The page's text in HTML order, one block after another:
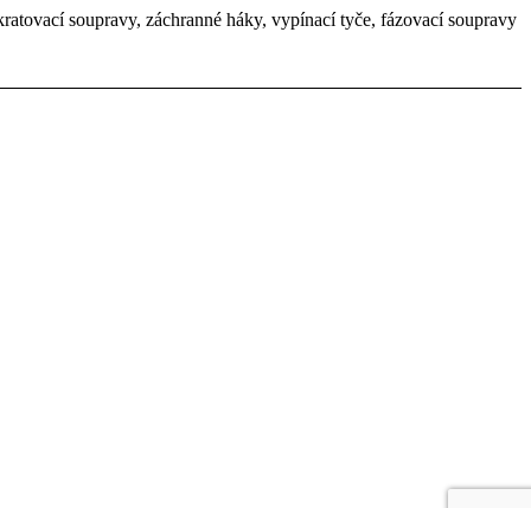
soupravy, záchranné háky, vypínací tyče, fázovací soupravy